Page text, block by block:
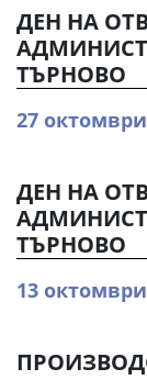
ДЕН НА
ТЪРНОВО
27
ДЕН НА
ТЪРНОВО
13